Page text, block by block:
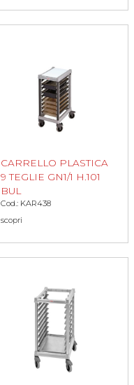
CARRELLO PLASTICA
9 TEGLIE GN1/1 H.101
BUL
Cod.: KAR438
scopri